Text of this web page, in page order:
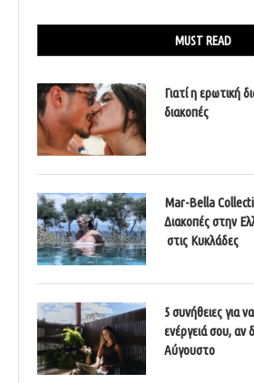
MUST READ
Γιατί η ερωτική
διακοπές
Mar-Bella
Διακοπές στην
στις Κυκλάδες
5 συνήθειες για
ενέργειά σου, αν
Αύγουστο